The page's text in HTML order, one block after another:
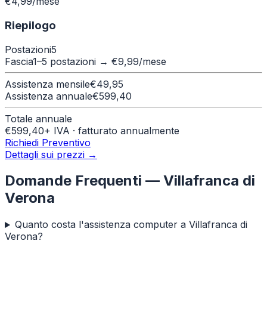
Riepilogo
Postazioni5
Fascia1–5 postazioni → €9,99/mese
Assistenza mensile€49,95
Assistenza annuale€599,40
Totale annuale
€599,40+ IVA · fatturato annualmente
Richiedi Preventivo
Dettagli sui prezzi →
Domande Frequenti — Villafranca di
Verona
Quanto costa l'assistenza computer a Villafranca di
Verona?